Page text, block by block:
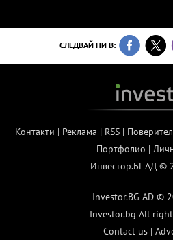
СЛЕДВАЙ НИ В:
Контакти | Реклама | RSS|
Портфолио |
Инвестор.БГ АД ©
Investor.BG AD ©
Investor.bg All
Contact us |